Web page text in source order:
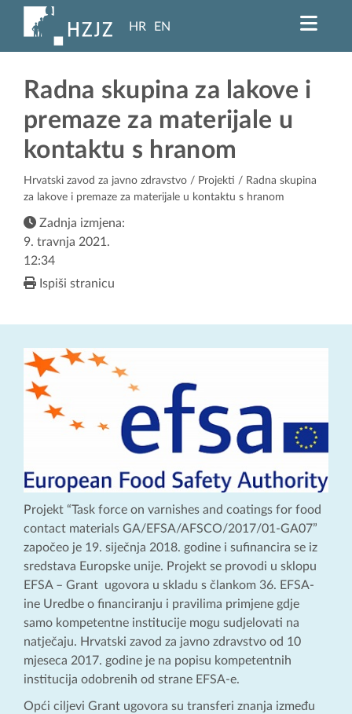
HR EN
Radna skupina za lakove i
premaze za materijale u
kontaktu s hranom
Hrvatski zavod za javno zdravstvo / Projekti / Radna skupina
za lakove i premaze za materijale u kontaktu s hranom
Zadnja izmjena:
9. travnja 2021.
12:34
Ispiši stranicu
Projekt “Task force on varnishes and coatings for food
contact materials GA/EFSA/AFSCO/2017/01-GA07”
započeo je 19. siječnja 2018. godine i sufinancira se iz
sredstava Europske unije. Projekt se provodi u sklopu
EFSA – Grant ugovora u skladu s člankom 36. EFSA-
ine Uredbe o financiranju i pravilima primjene gdje
samo kompetentne institucije mogu sudjelovati na
natječaju. Hrvatski zavod za javno zdravstvo od 10
mjeseca 2017. godine je na popisu kompetentnih
institucija odobrenih od strane EFSA-e.
Opći ciljevi Grant ugovora su transferi znanja između